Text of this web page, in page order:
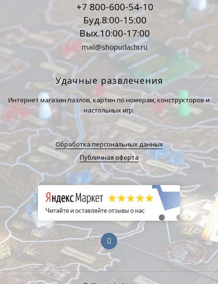
+7 800-600-54-10
Буд.8:00-15:00
Вых.10:00-17:00
mail@shopudachi.ru
Удачные развлечения
Интернет магазин пазлов, картин по номерам, конструкторов и
настольных игр.
Обработка персональных данных
Публичная оферта